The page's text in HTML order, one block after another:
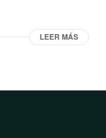
LEER MÁS